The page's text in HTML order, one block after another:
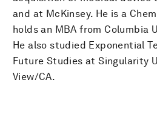
and at McKinsey. He is a
holds an MBA from Columbia
He also studied Exponential
Future Studies at Singularity
View/CA.